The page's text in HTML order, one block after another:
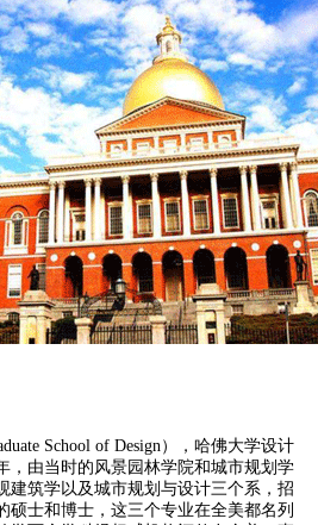
School of Design），哈佛大学设计
，由当时的风景园林学院和城市规划学
建筑学以及城市规划与设计三个系，招
硕士和博士，这三个专业在全美都名列